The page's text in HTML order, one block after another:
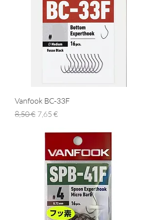
Vanfook BC-33F
Prezzo regolare
8,50 € Prezzo scontato
7,65 €